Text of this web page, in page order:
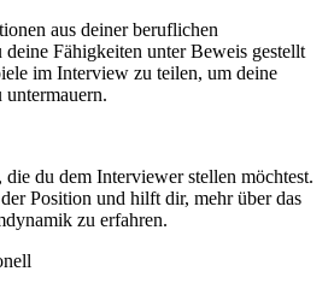
aus deiner beruflichen
Fähigkeiten unter Beweis gestellt
im Interview zu teilen, um deine
du dem Interviewer stellen möchtest.
Position und hilft dir, mehr über das
zu erfahren.